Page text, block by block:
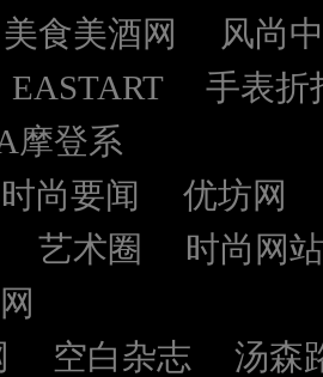
美食美酒网
风尚
EASTART
手表折
摩登系
尚要闻
优坊网
艺术圈
时尚网站
空白杂志
汤森